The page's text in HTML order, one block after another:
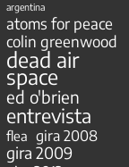
argentina
atoms for peace
colin greenwood
dead air
space
ed o'brien
entrevista
flea gira 2008
gira 2009